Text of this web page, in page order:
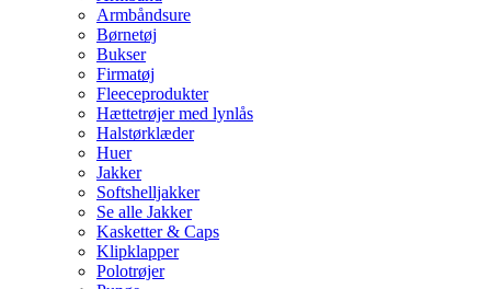
Armbåndsure
Børnetøj
Bukser
Firmatøj
Fleeceprodukter
Hættetrøjer med lynlås
Halstørklæder
Huer
Jakker
Softshelljakker
Se alle Jakker
Kasketter & Caps
Klipklapper
Polotrøjer